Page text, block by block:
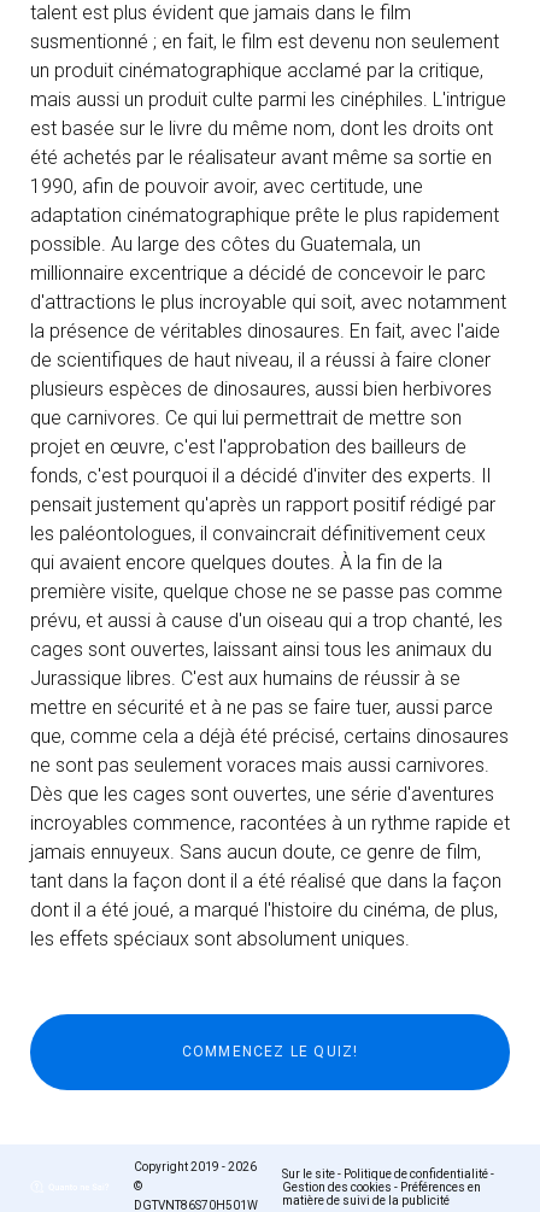
talent est plus évident que jamais dans le film
susmentionné ; en fait, le film est devenu non seulement
un produit cinématographique acclamé par la critique,
mais aussi un produit culte parmi les cinéphiles. L'intrigue
est basée sur le livre du même nom, dont les droits ont
été achetés par le réalisateur avant même sa sortie en
1990, afin de pouvoir avoir, avec certitude, une
adaptation cinématographique prête le plus rapidement
possible. Au large des côtes du Guatemala, un
millionnaire excentrique a décidé de concevoir le parc
d'attractions le plus incroyable qui soit, avec notamment
la présence de véritables dinosaures. En fait, avec l'aide
de scientifiques de haut niveau, il a réussi à faire cloner
plusieurs espèces de dinosaures, aussi bien herbivores
que carnivores. Ce qui lui permettrait de mettre son
projet en œuvre, c'est l'approbation des bailleurs de
fonds, c'est pourquoi il a décidé d'inviter des experts. Il
pensait justement qu'après un rapport positif rédigé par
les paléontologues, il convaincrait définitivement ceux
qui avaient encore quelques doutes. À la fin de la
première visite, quelque chose ne se passe pas comme
prévu, et aussi à cause d'un oiseau qui a trop chanté, les
cages sont ouvertes, laissant ainsi tous les animaux du
Jurassique libres. C'est aux humains de réussir à se
mettre en sécurité et à ne pas se faire tuer, aussi parce
que, comme cela a déjà été précisé, certains dinosaures
ne sont pas seulement voraces mais aussi carnivores.
Dès que les cages sont ouvertes, une série d'aventures
incroyables commence, racontées à un rythme rapide et
jamais ennuyeux. Sans aucun doute, ce genre de film,
tant dans la façon dont il a été réalisé que dans la façon
dont il a été joué, a marqué l'histoire du cinéma, de plus,
les effets spéciaux sont absolument uniques.
Copyright 2019 - 2026
©
DGTVNT86S70H501W
Sur le site- Politique de confidentialité-
Gestion des cookies - Préférences en
matière de suivi de la publicité